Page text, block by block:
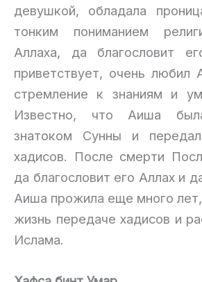
девушкой, обладала
тонким пониманием
Аллаха, да благословит
приветствует, очень любил
стремление к знаниям и
Известно, что Аиша
знатоком Сунны и
хадисов. После смерти
да благословит его Аллах и
Аиша прожила еще много
жизнь передаче хадисов и
Ислама.